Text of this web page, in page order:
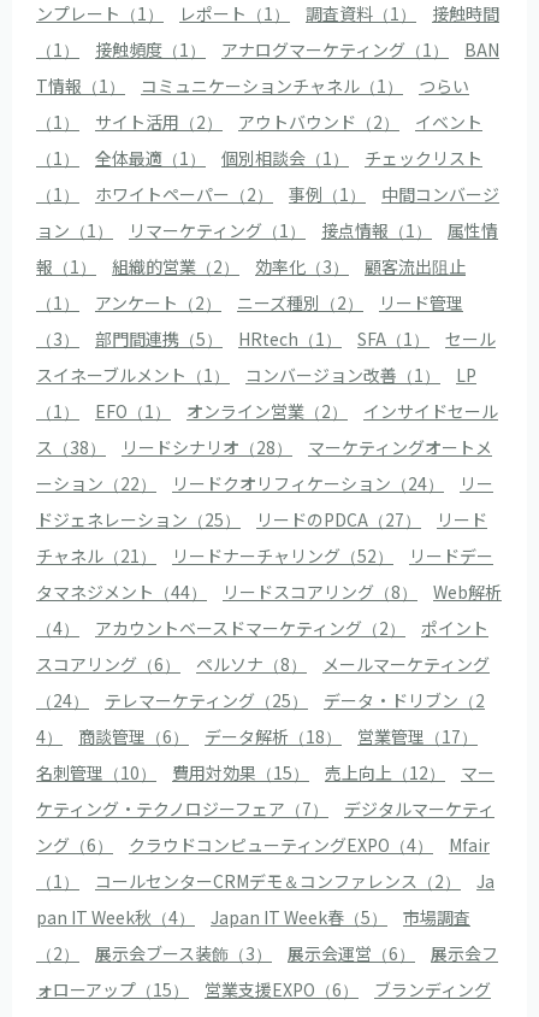
ンプレート（1）
レポート（1） 調査資料（1）
接触時間
（1）
接触頻度（1） アナログマーケティング（1）
BAN
T情報（1）
コミュニケーションチャネル（1）
つらい
（1）
サイト活用（2） アウトバウンド（2）
イベント
（1）
全体最適（1） 個別相談会（1）
チェックリスト
（1）
ホワイトペーパー（2） 事例（1）
中間コンバージ
ョン（1）
リマーケティング（1） 接点情報（1）
属性情
報（1）
組織的営業（2） 効率化（3）
顧客流出阻止
（1）
アンケート（2） ニーズ種別（2）
リード管理
（3）
部門間連携（5） HRtech（1） SFA（1）
セール
スイネーブルメント（1）
コンバージョン改善（1）
LP
（1）
EFO（1） オンライン営業（2）
インサイドセール
ス（38）
リードシナリオ（28）
マーケティングオートメ
ーション（22）
リードクオリフィケーション（24）
リー
ドジェネレーション（25）
リードのPDCA（27）
リード
チャネル（21）
リードナーチャリング（52）
リードデー
タマネジメント（44）
リードスコアリング（8）
Web解析
（4）
アカウントベースドマーケティング（2）
ポイント
スコアリング（6）
ペルソナ（8）
メールマーケティング
（24）
テレマーケティング（25）
データ・ドリブン（2
4）
商談管理（6） データ解析（18）
営業管理（17）
名刺管理（10）
費用対効果（15） 売上向上（12）
マー
ケティング・テクノロジーフェア（7）
デジタルマーケティ
ング（6）
クラウドコンピューティングEXPO（4）
Mfair
（1）
コールセンターCRMデモ＆コンファレンス（2）
Ja
pan IT Week秋（4）
Japan IT Week春（5）
市場調査
（2）
展示会ブース装飾（3） 展示会運営（6）
展示会フ
ォローアップ（15）
営業支援EXPO（6）
ブランディング